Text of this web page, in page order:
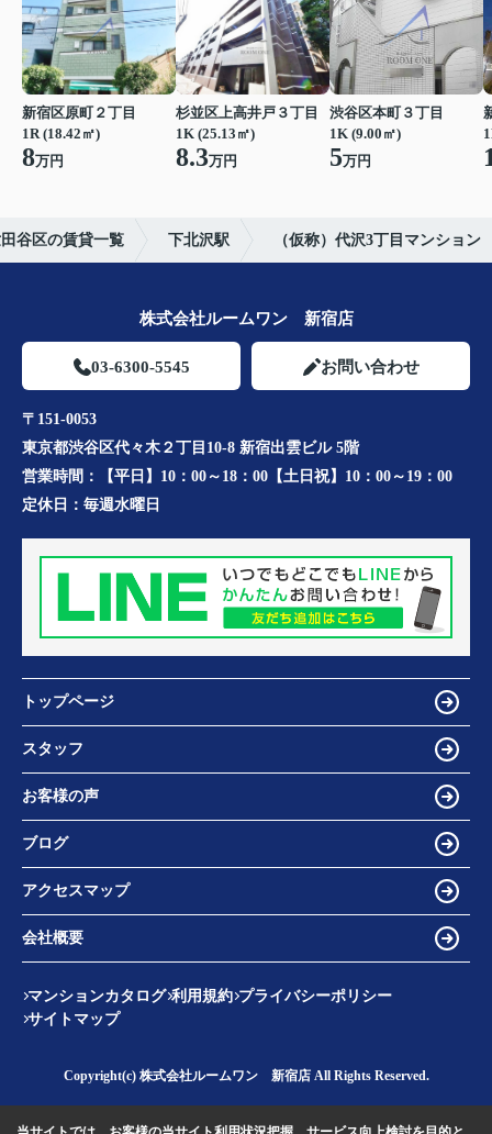
新宿区原町２丁目
1R (18.42㎡)
8万円
杉並区上高井戸３丁目
1K (25.13㎡)
8.3万円
渋谷区本町３丁目
1K (9.00㎡)
5万円
谷区の賃貸一覧 下北沢駅 （仮称）代沢3丁目マンション
株式会社ルームワン 新宿店
03-6300-5545 お問い合わせ
〒151-0053
東京都渋谷区代々木２丁目10-8 新宿出雲ビル 5階
営業時間：
【平日】10：00～18：00【土日祝】10：00～19：00
定休日： 毎週水曜日
トップページ
スタッフ
お客様の声
ブログ
アクセスマップ
会社概要
マンションカタログ 利用規約 プライバシーポリシー
サイトマップ
Copyright(c) 株式会社ルームワン 新宿店 All Rights Reserved.